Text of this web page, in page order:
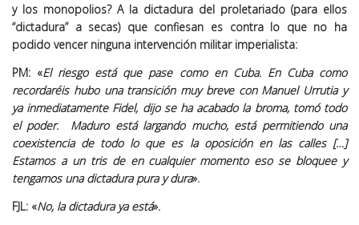
y los monopolios? A la dictadura del proletariado (para ellos
“dictadura” a secas) que confiesan es contra lo que no ha
podido vencer ninguna intervención militar imperialista:
PM: «El riesgo está que pase como en Cuba. En Cuba como
recordaréis hubo una transición muy breve con Manuel Urrutia y
ya inmediatamente Fidel, dijo se ha acabado la broma, tomó todo
el poder. Maduro está largando mucho, está permitiendo una
coexistencia de todo lo que es la oposición en las calles […]
Estamos a un tris de en cualquier momento eso se bloquee y
tengamos una dictadura pura y dura».
FJL: «No, la dictadura ya está».